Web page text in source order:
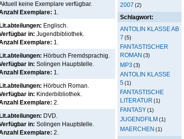
2007 (2)
Schlagwort:
ANTOLIN KLASSE AB
7 (5)
FANTASTISCHER
ROMAN (3)
MP3 (3)
ANTOLIN KLASSE
5(1)
FANTASTISCHE
LITERATUR (1)
FANTASY(1)
JUGENDFILM (1)
MAERCHEN (1)
keine Exemplare verfügbar.
Exemplare: 1.
Lit.abteilungen: Englisch.
in: Jugendbibliothek
Exemplare: 1.
Lit.abteilungen: Hörbuch Fremdsprachig.
in: Solingen Hauptstelle
Exemplare: 1.
Lit.abteilungen: Hörbuch Roman.
in: Kinderbibliothek
Exemplare: 2.
Lit.abteilungen: DVD.
in: Solingen Hauptstelle
Exemplare: 2.